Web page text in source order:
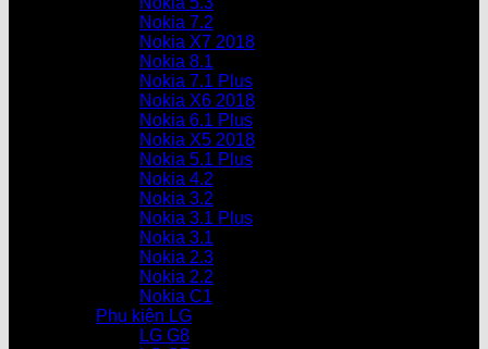
Nokia 7.2
Nokia X7 2018
Nokia 8.1
Nokia 7.1 Plus
Nokia X6 2018
Nokia 6.1 Plus
Nokia X5 2018
Nokia 5.1 Plus
Nokia 4.2
Nokia 3.2
Nokia 3.1 Plus
Nokia 3.1
Nokia 2.3
Nokia 2.2
Nokia C1
Phụ kiện LG
LG G8